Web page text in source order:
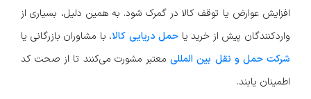
افزایش عوارض یا توقف کالا در گمرک شود. به همین دلیل، بسیاری از
واردکنندگان پیش از خرید یا حمل دریایی کالا، با مشاوران بازرگانی یا
شرکت حمل و نقل بین المللیمعتبر مشورت می‌کنند تا از صحت کد
اطمینان یابند.